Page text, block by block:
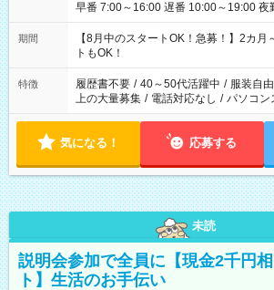
早番 7:00～16:00 遅番 10:00～19:00 夜勤
と休みを合わせたい」 「余裕を持って
「できれば残業はしたくない」 など、
ね。 ※Wワーク希望の方へ 今ご覧のお仕事で希望する勤務時間
と、もう1つのお仕事の勤務時間。 合
合は応募できません。
期間
【8月中のスタートOK！急募！】2カ
トもOK！
特徴 履歴書不要 / 40～50代活躍中 / 服装自由
上の大量募集 / 電話対応なし / パソコン
気になる！ 応募する
未読
説明会参加で全員に【現金2千円
ト】生活のお手伝い